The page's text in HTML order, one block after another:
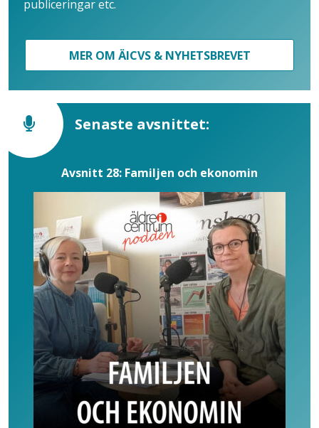
publiceringar etc.
MER OM ÄICVS & NYHETSBREVET
Senaste avsnittet:
Avsnitt 28: Familjen och ekonomin